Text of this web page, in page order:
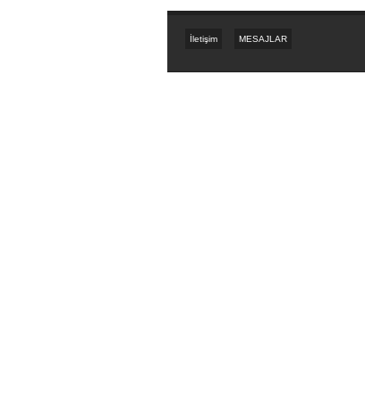
İletişim MESAJLAR